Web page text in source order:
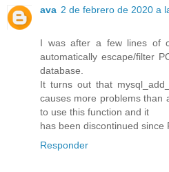
ava 2 de febrero de 2020 a
I was after a few lines of
automatically escape/filter
database.
It turns out that
causes more problems than
to use this function and it
has been discontinued since
Responder